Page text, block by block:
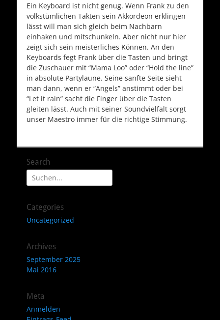
Ein Keyboard ist nicht genug. Wenn Frank zu den
volkstümlichen Takten sein Akkordeon erklingen
lässt will man sich gleich beim Nachbarn
einhaken und mitschunkeln. Aber nicht nur hier
zeigt sich sein meisterliches Können. An den
Keyboards fegt Frank über die Tasten und bringt
die Zuschauer mit “Mama Loo” oder “Hold the line”
in absolute Partylaune. Seine sanfte Seite sieht
man dann, wenn er “Angels” anstimmt oder bei
“Let it rain” sacht die Finger über die Tasten
gleiten lässt. Auch mit seiner Soundvielfalt sorgt
unser Maestro immer für die richtige Stimmung.
Search
Suche
nach:
Categories
Uncategorized
Archives
September 2025
Mai 2016
Meta
Anmelden